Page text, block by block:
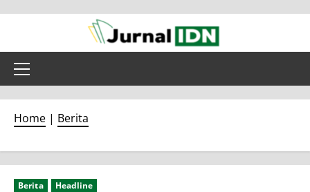
content
Primary
Home | Berita
Berita Headline